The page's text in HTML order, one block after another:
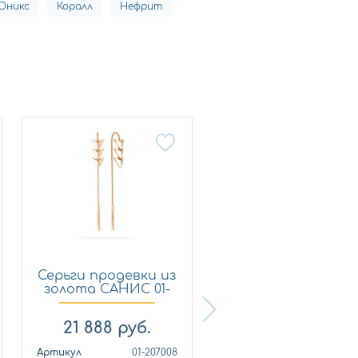
Коралл Нефрит
Серьги продевки из
золота САНИС 01-
20...
21 888 руб.
Артикул
01-207008